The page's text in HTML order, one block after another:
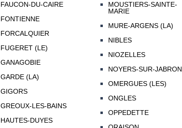
FAUCON-DU-CAIRE
FONTIENNE
FORCALQUIER
FUGERET (LE)
GANAGOBIE
GARDE (LA)
GIGORS
GREOUX-LES-BAINS
HAUTES-DUYES
MOUSTIERS-SAINTE-
MARIE
MURE-ARGENS (LA)
NIBLES
NIOZELLES
NOYERS-SUR-JABRON
OMERGUES (LES)
ONGLES
OPPEDETTE